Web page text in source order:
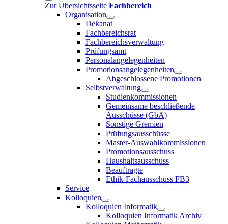
Zur Übersichtsseite Fachbereich
Organisation
Dekanat
Fachbereichsrat
Fachbereichsverwaltung
Prüfungsamt
Personalangelegenheiten
Promotionsangelegenheiten
Abgeschlossene Promotionen
Selbstverwaltung
Studienkommissionen
Gemeinsame beschließende
Ausschüsse (GbA)
Sonstige Gremien
Prüfungsausschüsse
Master-Auswahlkommissionen
Promotionsausschuss
Haushaltsausschuss
Beauftragte
Ethik-Fachausschuss FB3
Service
Kolloquien
Kolloquien Informatik
Kolloquien Informatik Archiv